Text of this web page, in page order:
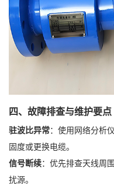
四、故障排查与维护要点
驻波比异常：使用网络分析
固度或更换电缆。
信号断续：优先排查天线周
扰源。